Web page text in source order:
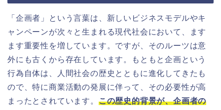
「企画者」という言葉は、新しいビジネスモデルやキ
ャンペーンが次々と生まれる現代社会において、ます
ます重要性を増しています。ですが、そのルーツは意
外にも古くから存在しています。もともと企画という
行為自体は、人間社会の歴史とともに進化してきたも
ので、特に商業活動の発展に伴って、その必要性が高
まったとされています。 この歴史的背景が、企画者の